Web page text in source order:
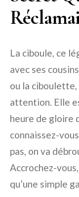
La ciboule, ce
avec ses
ou la
attention. Elle
heure de gloire
connaissez-
pas, on va
Accrochez-
qu’une simple